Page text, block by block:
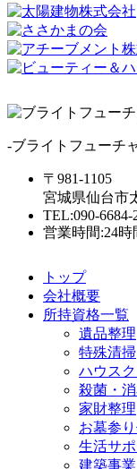
-ブライトフューチ
〒981-1105
宮城県仙台市
TEL:090-6684-
営業時間:24時
トップ
会社概要
所持資格一覧
遺品整理
特殊清掃
ハウス
殺菌・
家財整理
お墓参
生活サポ
建築事業